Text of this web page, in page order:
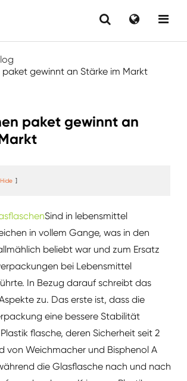
gewinnt an Stärke im Markt
paket gewinnt an
Hide ]
Sind in lebensmittel
in vollem Gange, was in den
beliebt war und zum Ersatz
bei Lebensmittel
In Bezug darauf schreibt das
zu. Das erste ist, dass die
eine bessere Stabilität
flasche, deren Sicherheit seit 2
von Weichmacher und Bisphenol A
die Glasflasche nach und nach